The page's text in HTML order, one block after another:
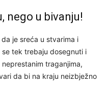
nego u bivanju!
je sreća u stvarima i
tek trebaju dosegnuti i
traganjima,
da bi na kraju neizbježno